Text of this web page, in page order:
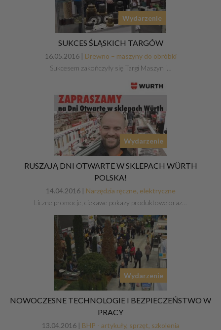
Wydarzenie
SUKCES ŚLĄSKICH TARGÓW
16.05.2016 | Drewno – maszyny do obróbki
Sukcesem zakończyły się Targi Maszyn i…
Wydarzenie
RUSZAJĄ DNI OTWARTE W SKLEPACH WÜRTH
POLSKA!
14.04.2016 | Narzędzia ręczne, elektryczne
Liczne promocje, ciekawe pokazy produktowe oraz…
Wydarzenie
NOWOCZESNE TECHNOLOGIE I BEZPIECZEŃSTWO W
PRACY
13.04.2016 | BHP - artykuły, sprzęt, szkolenia